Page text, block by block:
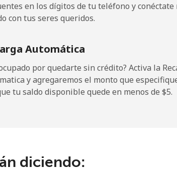
por ⁦$5⁩
en los dígitos de tu teléfono y conéctate
con tus seres queridos.
Automática
por quedarte sin crédito? Activa la
y agregaremos el monto que
tu saldo disponible quede en menos de ⁦$5⁩.
diciendo: